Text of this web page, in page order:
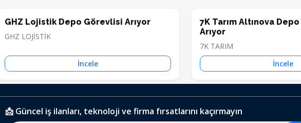
GHZ Lojistik Depo Görevlisi Arıyor
GHZ LOJİSTİK
İncele
7K Tarım Altınova
Arıyor
7K TARIM
İncele
📩 Güncel iş ilanları, teknoloji ve firma fırsatlarını kaçırmayın